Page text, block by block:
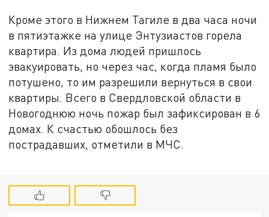
Кроме этого в Нижнем Тагиле в два часа ночи
в пятиэтажке на улице Энтузиастов горела
квартира. Из дома людей пришлось
эвакуировать, но через час, когда пламя было
потушено, то им разрешили вернуться в свои
квартиры. Всего в Свердловской области в
Новогоднюю ночь пожар был зафиксирован в 6
домах. К счастью обошлось без
пострадавших, отметили в МЧС.